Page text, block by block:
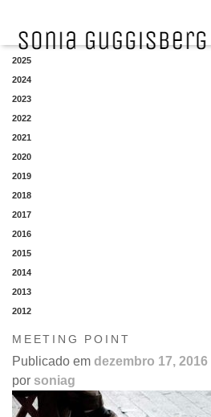
YEAR
2025
2024
2023
2022
2021
2020
2019
2018
2017
2016
2015
2014
2013
2012
MEETING POINT
Publicado em dezembro 17, 2016
por soniag